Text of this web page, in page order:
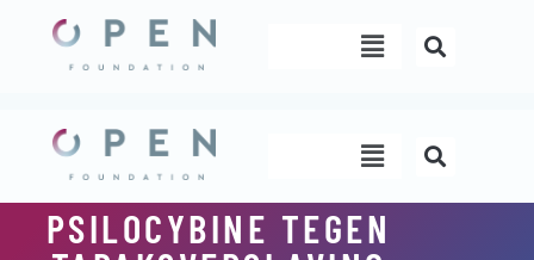
content
Menu
Menu
PSILOCYBINE TEGEN